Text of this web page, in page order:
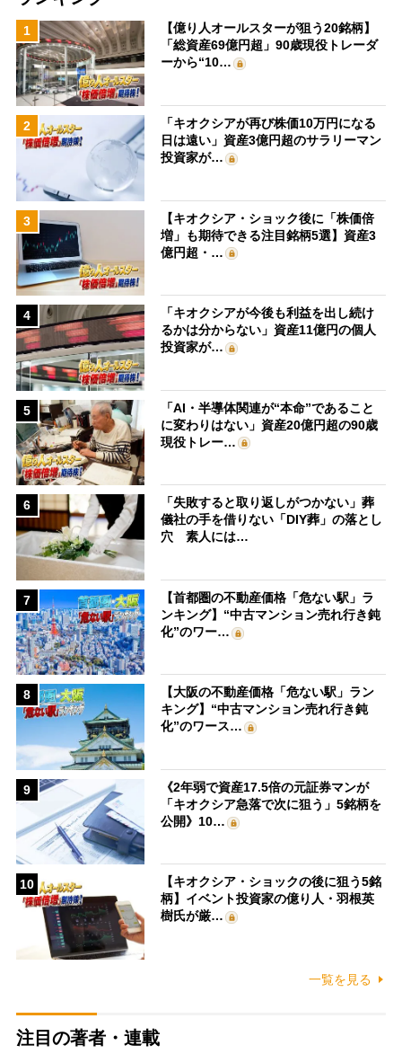
1
【億り人オールスターが狙う20銘柄】
「総資産69億円超」90歳現役トレーダ
ーから“10…
2
「キオクシアが再び株価10万円になる
日は遠い」資産3億円超のサラリーマン
投資家が…
3
【キオクシア・ショック後に「株価倍
増」も期待できる注目銘柄5選】資産3
億円超・…
4
「キオクシアが今後も利益を出し続け
るかは分からない」資産11億円の個人
投資家が…
5
「AI・半導体関連が“本命”であること
に変わりはない」資産20億円超の90歳
現役トレー…
6
「失敗すると取り返しがつかない」葬
儀社の手を借りない「DIY葬」の落とし
穴 素人には…
7
【首都圏の不動産価格「危ない駅」ラ
ンキング】“中古マンション売れ行き鈍
化”のワー…
8
【大阪の不動産価格「危ない駅」ラン
キング】“中古マンション売れ行き鈍
化”のワース…
9
《2年弱で資産17.5倍の元証券マンが
「キオクシア急落で次に狙う」5銘柄を
公開》10…
10
【キオクシア・ショックの後に狙う5銘
柄】イベント投資家の億り人・羽根英
樹氏が厳…
一覧を見る
注目の著者・連載